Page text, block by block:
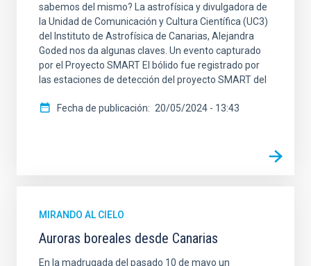
sabemos del mismo? La astrofísica y divulgadora de
la Unidad de Comunicación y Cultura Científica (UC3)
del Instituto de Astrofísica de Canarias, Alejandra
Goded nos da algunas claves. Un evento capturado
por el Proyecto SMART El bólido fue registrado por
las estaciones de detección del proyecto SMART del
Fecha de publicación 20/05/2024 - 13:43
MIRANDO AL CIELO
Auroras boreales desde Canarias
En la madrugada del pasado 10 de mayo un